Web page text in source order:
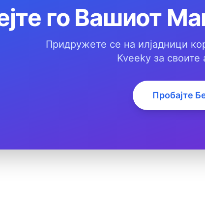
го Вашиот
Придружете се на илјадници
Kveeky за своите
Пробајте